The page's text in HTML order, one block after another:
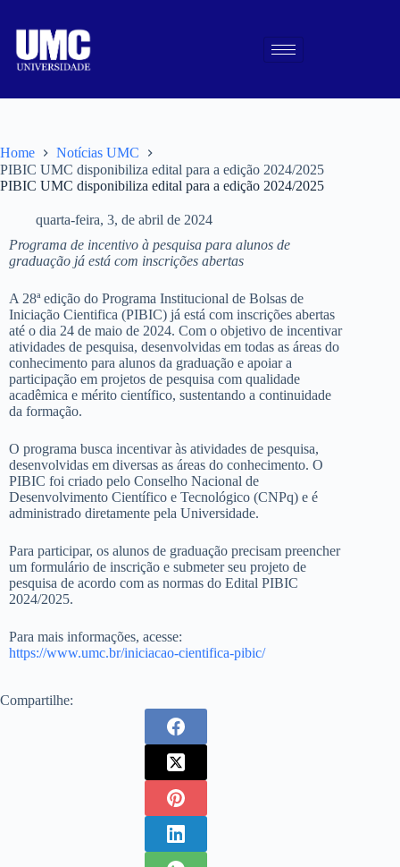
Home
Notícias UMC
PIBIC UMC disponibiliza edital para a edição 2024/2025
PIBIC UMC disponibiliza edital para a edição 2024/2025
quarta-feira, 3, de abril de 2024
Programa de incentivo à pesquisa para alunos de
graduação já está com inscrições abertas
A 28ª edição do Programa Institucional de Bolsas de
Iniciação Cientifica (PIBIC) já está com inscrições abertas
até o dia 24 de maio de 2024. Com o objetivo de incentivar
atividades de pesquisa, desenvolvidas em todas as áreas do
conhecimento para alunos da graduação e apoiar a
participação em projetos de pesquisa com qualidade
acadêmica e mérito científico, sustentando a continuidade
da formação.
O programa busca incentivar às atividades de pesquisa,
desenvolvidas em diversas as áreas do conhecimento. O
PIBIC foi criado pelo Conselho Nacional de
Desenvolvimento Científico e Tecnológico (CNPq) e é
administrado diretamente pela Universidade.
Para participar, os alunos de graduação precisam preencher
um formulário de inscrição e submeter seu projeto de
pesquisa de acordo com as normas do Edital PIBIC
2024/2025.
Para mais informações, acesse:
https://www.umc.br/iniciacao-cientifica-pibic/
Compartilhe: